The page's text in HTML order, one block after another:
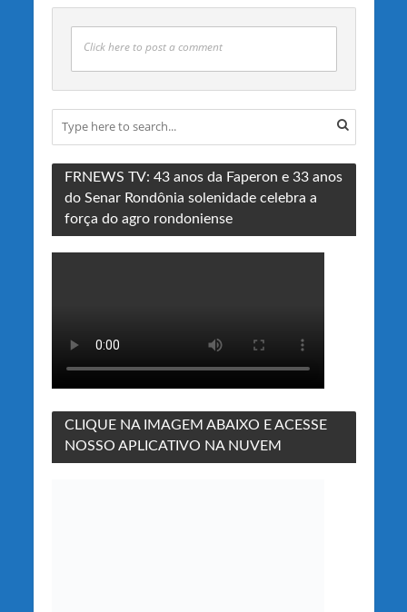
Click here to post a comment
FRNEWS TV: 43 anos da Faperon e 33 anos
do Senar Rondônia solenidade celebra a
força do agro rondoniense
CLIQUE NA IMAGEM ABAIXO E ACESSE
NOSSO APLICATIVO NA NUVEM